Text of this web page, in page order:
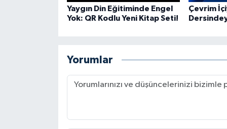
Yaygın Din Eğitiminde Engel
Yok: QR Kodlu Yeni Kitap Seti!
Çevrim
Yorumlar
Gümüşhane Müftülüğü
Hatay Müftülüğü
Iğdır Müftülüğü